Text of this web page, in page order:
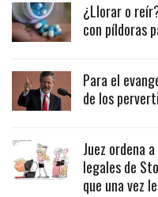
¿Llorar o
con píldoras
Para el
de los
Juez ordena
legales de
que una vez